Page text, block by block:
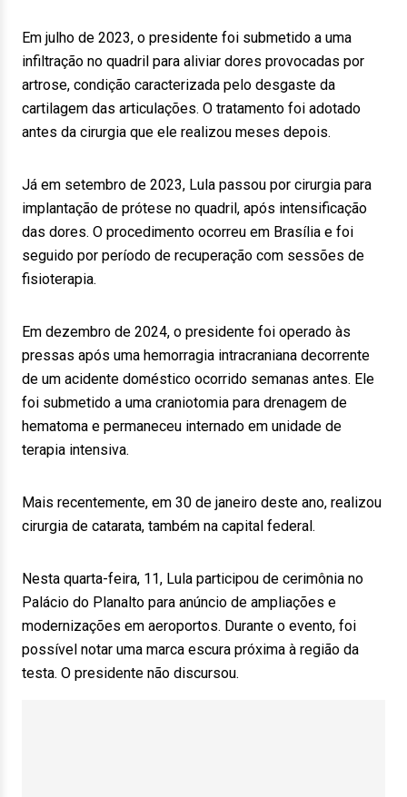
Em julho de 2023, o presidente foi submetido a uma
infiltração no quadril para aliviar dores provocadas por
artrose, condição caracterizada pelo desgaste da
cartilagem das articulações. O tratamento foi adotado
antes da cirurgia que ele realizou meses depois.
Já em setembro de 2023, Lula passou por cirurgia para
implantação de prótese no quadril, após intensificação
das dores. O procedimento ocorreu em Brasília e foi
seguido por período de recuperação com sessões de
fisioterapia.
Em dezembro de 2024, o presidente foi operado às
pressas após uma hemorragia intracraniana decorrente
de um acidente doméstico ocorrido semanas antes. Ele
foi submetido a uma craniotomia para drenagem de
hematoma e permaneceu internado em unidade de
terapia intensiva.
Mais recentemente, em 30 de janeiro deste ano, realizou
cirurgia de catarata, também na capital federal.
Nesta quarta-feira, 11, Lula participou de cerimônia no
Palácio do Planalto para anúncio de ampliações e
modernizações em aeroportos. Durante o evento, foi
possível notar uma marca escura próxima à região da
testa. O presidente não discursou.